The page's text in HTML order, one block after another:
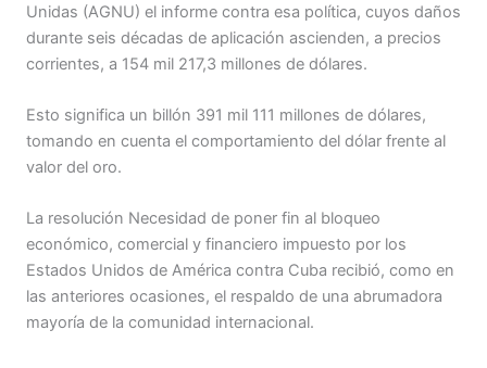
Unidas (AGNU) el informe contra esa política, cuyos daños
durante seis décadas de aplicación ascienden, a precios
corrientes, a 154 mil 217,3 millones de dólares.
Esto significa un billón 391 mil 111 millones de dólares,
tomando en cuenta el comportamiento del dólar frente al
valor del oro.
La resolución Necesidad de poner fin al bloqueo
económico, comercial y financiero impuesto por los
Estados Unidos de América contra Cuba recibió, como en
las anteriores ocasiones, el respaldo de una abrumadora
mayoría de la comunidad internacional.